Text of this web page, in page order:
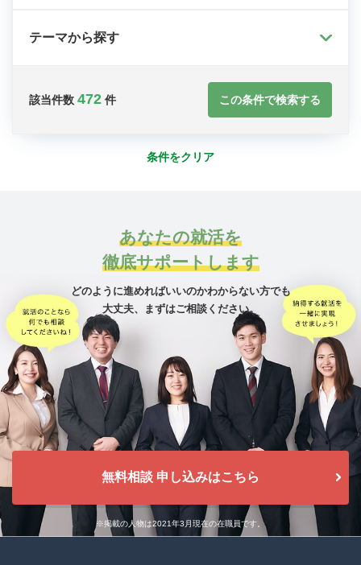
テーマから探す
該当件数 472 件 この条件で検索する
条件をクリア
あなたの就活を
徹底サポートします
どのように進めればいいのかわからない方でも
大丈夫、
まずはご相談ください。
無料相談 申し込みはこちら
※掲載の人物は2021年3月現在の在職員です。